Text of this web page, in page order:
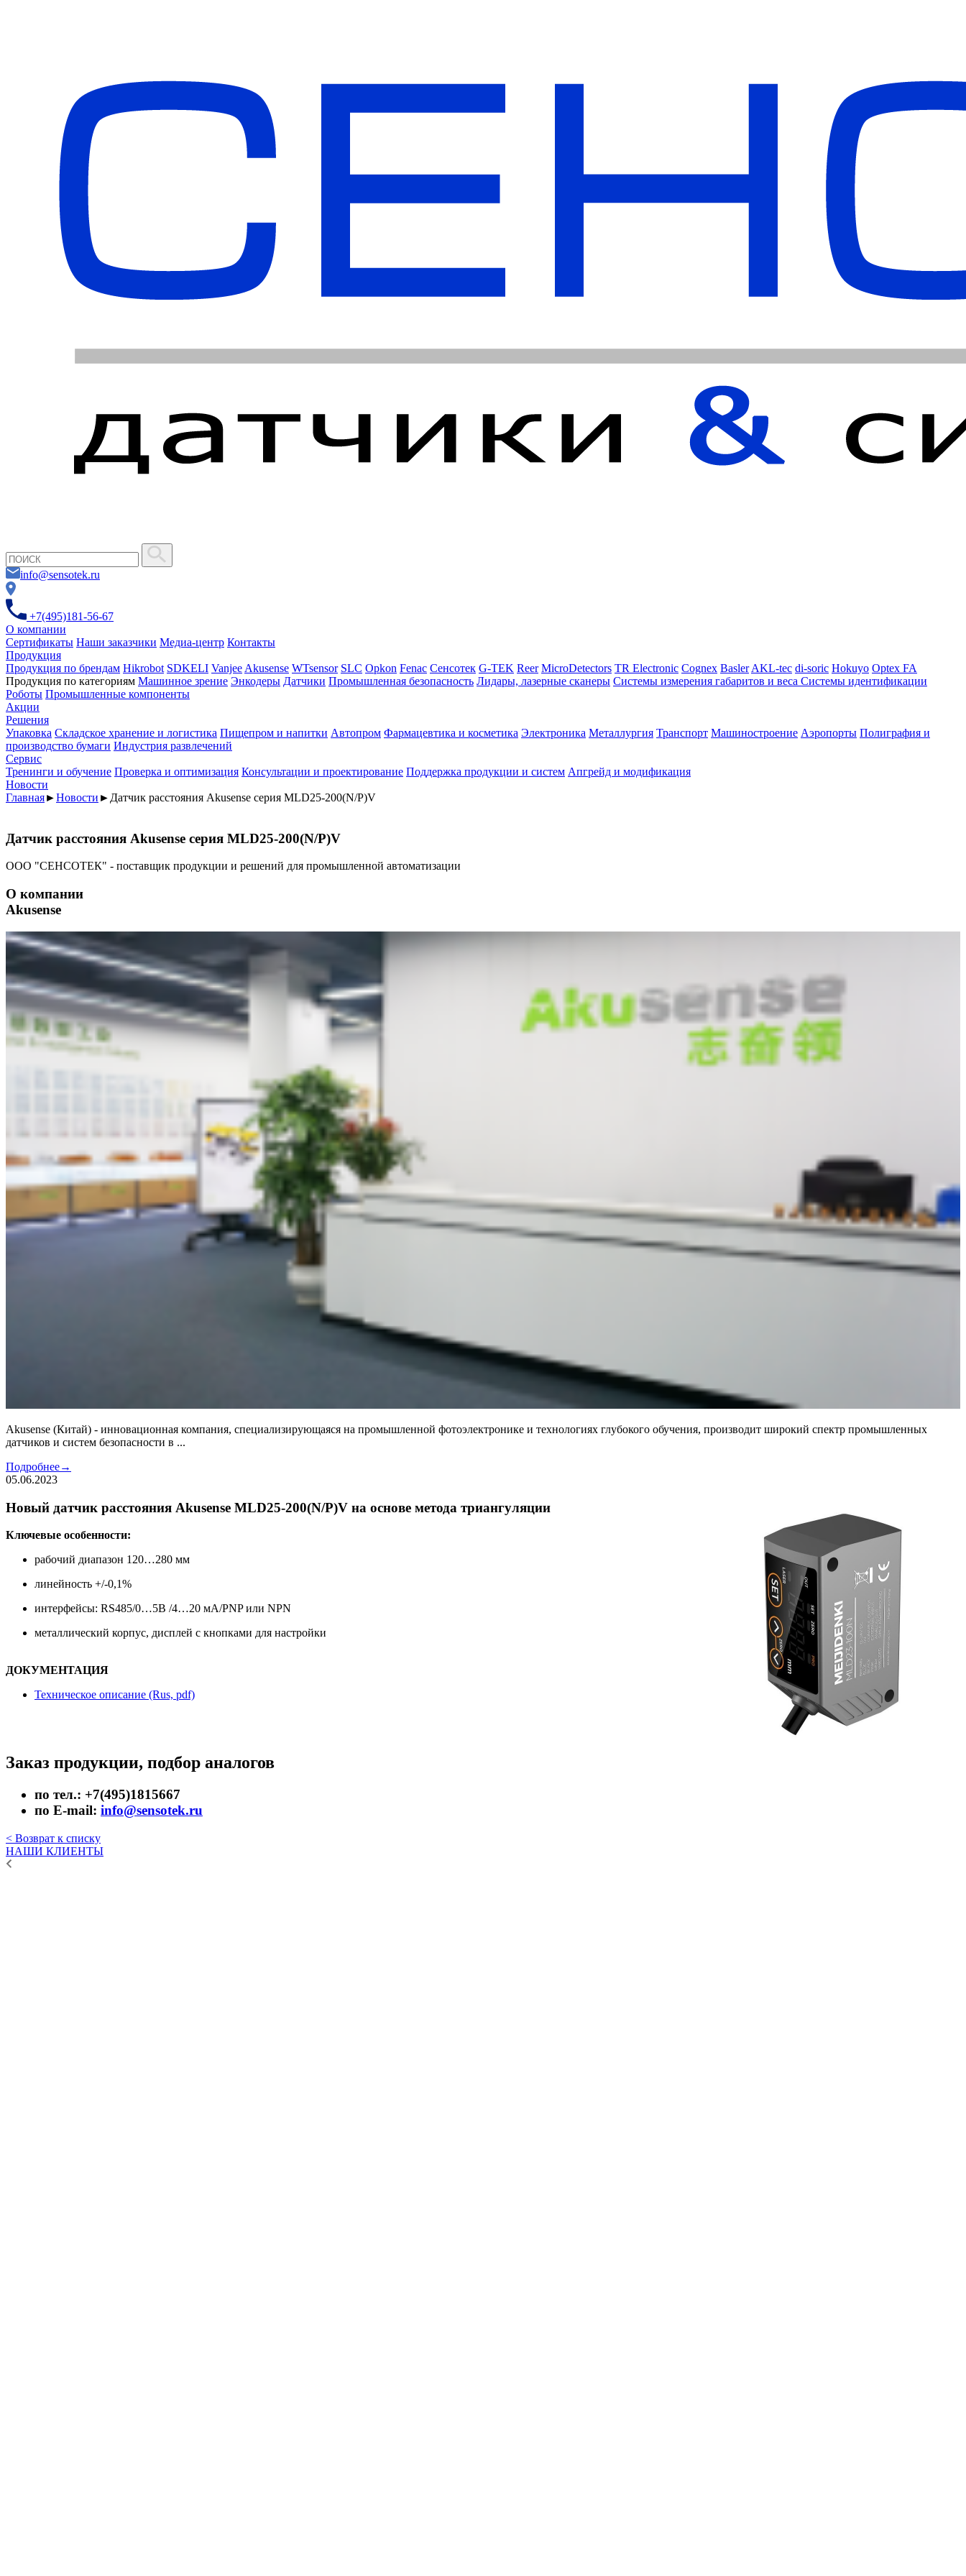
info@sensotek.ru
+7(495)181-56-67
О компании
Сертификаты Наши заказчики Медиа-центр Контакты
Продукция
Продукция по брендам Hikrobot SDKELI Vanjee Akusense WTsensor SLC Opkon Fenac Сенсотек G-TEK Reer MicroDetectors TR Electronic Cognex Basler AKL-tec di-soric Hokuyo Optex FA
Продукция по категориям Машинное зрение Энкодеры Датчики Промышленная безопасность Лидары, лазерные сканеры Системы измерения габаритов и веса Системы идентификации
Роботы Промышленные компоненты
Акции
Решения
Упаковка Складское хранение и логистика Пищепром и напитки Автопром Фармацевтика и косметика Электроника Металлургия Транспорт Машиностроение Аэропорты Полиграфия и
производство бумаги Индустрия развлечений
Сервис
Тренинги и обучение Проверка и оптимизация Консультации и проектирование Поддержка продукции и систем Апгрейд и модификация
Новости
Главная►Новости ► Датчик расстояния Akusense серия MLD25-200(N/P)V
Датчик расстояния Akusense серия MLD25-200(N/P)V
ООО "СЕНСОТЕК" - поставщик продукции и решений для промышленной автоматизации
О компании
Akusense
Akusense (Китай) - инновационная компания, специализирующаяся на промышленной фотоэлектронике и технологиях глубокого обучения, производит широкий спектр промышленных
датчиков и систем безопасности в ...
Подробнее→
05.06.2023
Новый датчик расстояния Akusense MLD25-200(N/P)V на основе метода триангуляции
Ключевые особенности:
рабочий диапазон 120…280 мм
линейность +/-0,1%
интерфейсы: RS485/0…5В /4…20 мА/PNP или NPN
металлический корпус, дисплей с кнопками для настройки
ДОКУМЕНТАЦИЯ
Техническое описание (Rus, pdf)
Заказ продукции, подбор аналогов
по тел.: +7(495)1815667
по E-mail: info@sensotek.ru
< Возврат к списку
НАШИ КЛИЕНТЫ